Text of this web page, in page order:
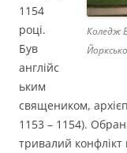
Коледж
1154
році.
Був
англійс
ьким
священиком,
1153 – 1154).
тривалий